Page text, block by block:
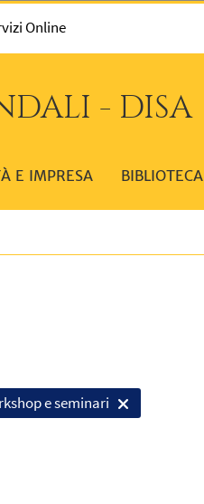
Online
- DISA
E IMPRESA BIBLIOTECA
e seminari